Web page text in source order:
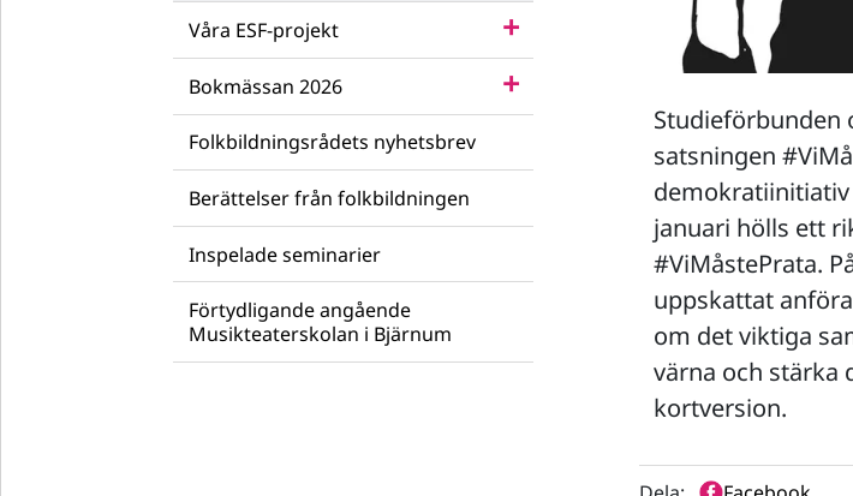
Våra ESF-projekt
Bokmässan 2026
Folkbildningsrådets nyhetsbrev
Berättelser från folkbildningen
Inspelade seminarier
Förtydligande angående
Musikteaterskolan i Bjärnum
Studieförbunden
satsningen
januari hölls ett
#ViMåstePrata.
uppskattat
om det viktiga
värna och stärka
kortversion.